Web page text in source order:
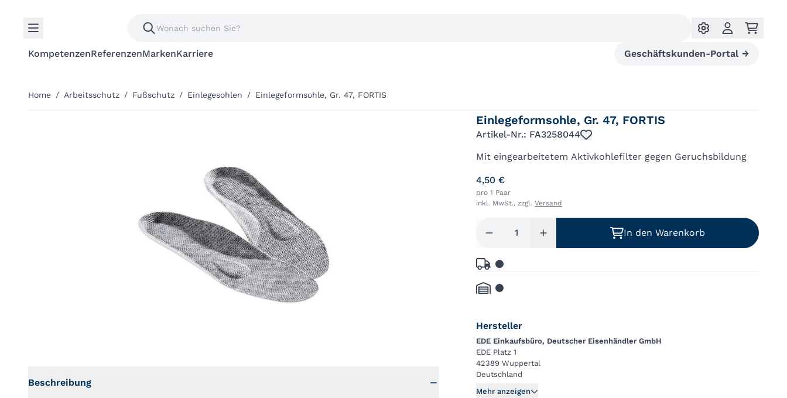
KompetenzenReferenzenMarkenKarriere Geschäftskunden-Portal →
Home / Arbeitsschutz / Fußschutz / Einlegesohlen / Einlegeformsohle, Gr. 47, FORTIS
Einlegeformsohle, Gr. 47, FORTIS
Artikel-Nr.: FA3258044
Mit eingearbeitetem Aktivkohlefilter gegen Geruchsbildung
4,50 €
pro 1 Paar
inkl. MwSt., zzgl.Versand
In den Warenkorb
Hersteller
EDE Einkaufsbüro, Deutscher Eisenhändler GmbH
EDE Platz 1
42389 Wuppertal
Deutschland
Mehr anzeigen
Beschreibung